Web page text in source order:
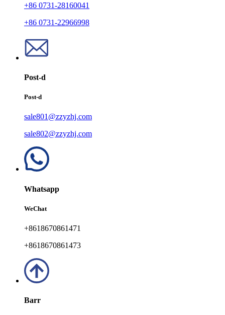
+86 0731-28160041
+86 0731-22966998
Post-d
Post-d
sale801@zzyzhj.com
sale802@zzyzhj.com
Whatsapp
WeChat
+8618670861471
+8618670861473
Barr